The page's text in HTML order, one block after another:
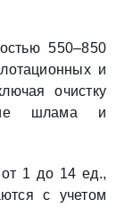
550–850
и
очистку
шлама и
от 1 до 14 ед.,
с учетом